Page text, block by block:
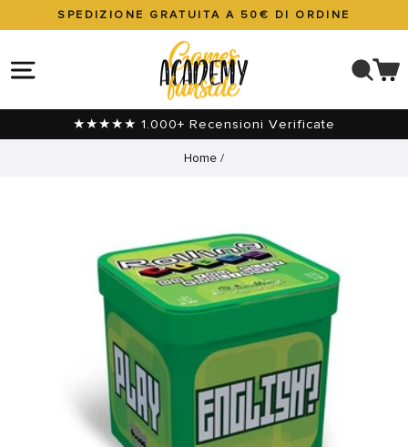
direttamente
contenuti
in
pausa
presentazione
SPEDIZIONE GRATUITA A 50€ DI ORDINE
NAVIGAZIONE DEL SITO
★★★★★ 1.000+ Recensioni Verificate
Home /